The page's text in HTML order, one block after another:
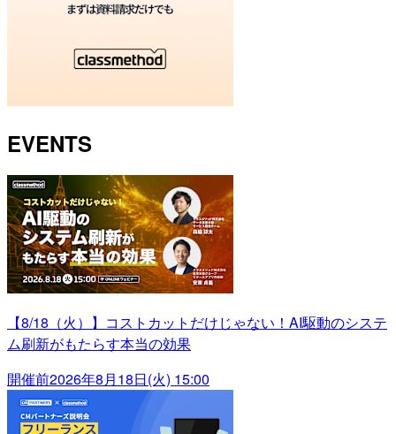
EVENTS
【8/18（火）】コストカットだけじゃない！AI駆動のシステ
ム刷新がもたらす本当の効果
開催前2026年8月18日(火) 15:00